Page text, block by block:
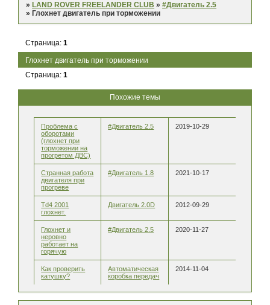
» LAND ROVER FREELANDER CLUB »#Двигатель 2.5
» Глохнет двигатель при торможении
Глохнет двигатель при торможении
Страница:1
Страница:1
Похожие темы
Проблема с
оборотами
(глохнет при
торможении на
прогретом ДВС)
#Двигатель 2.5 2019-10-29
Странная работа
двигателя при
прогреве
#Двигатель 1.8 2021-10-17
Td4 2001
глохнет.
Двигатель 2.0D 2012-09-29
Глохнет и
неровно
работает на
горячую
#Двигатель 2.5 2020-11-27
Как проверить
катушку?
Автоматическая
коробка передач
2014-11-04